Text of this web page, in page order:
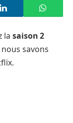
la saison 2
savons